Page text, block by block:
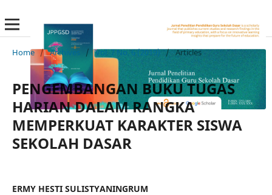
Home / Archives / Vol. 7 No. 6 (2019) / Articles
PENGEMBANGAN BUKU TUGAS
HARIAN DALAM RANGKA
MEMPERKUAT KARAKTER SISWA
SEKOLAH DASAR
ERMY HESTI SULISTYANINGRUM